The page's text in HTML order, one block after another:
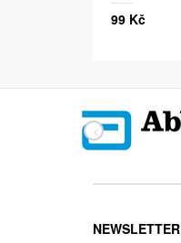
99 Kč
NEWSLETTER